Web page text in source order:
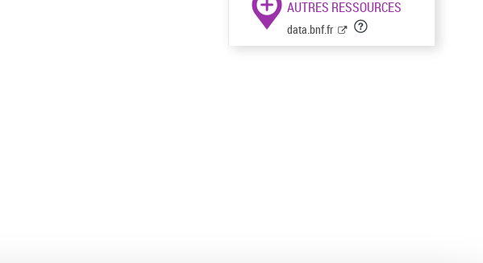
AUTRES RESSOURCES
data.bnf.fr